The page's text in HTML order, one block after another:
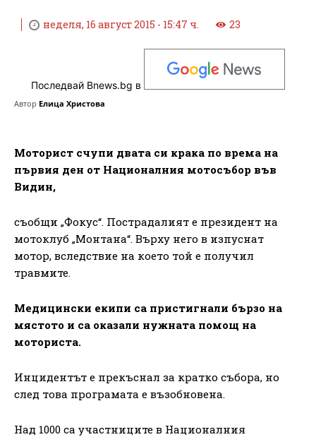
неделя, 16 август 2015 - 15:47 ч. 23
Последвай Bnews.bg в
Автор Елица Христова
Моторист счупи двата си крака по врема на
първия ден от Националния мотосъбор във
Видин,
съобщи „Фокус“. Пострадалият е президент на
мотоклуб „Монтана“. Върху него в изпуснат
мотор, вследствие на което той е получил
травмите.
Медицински екипи са пристигнали бързо на
мястото и са оказали нужната помощ на
моториста.
Инцидентът е прекъснал за кратко събора, но
след това програмата е възобновена.
Над 1000 са участниците в Националния